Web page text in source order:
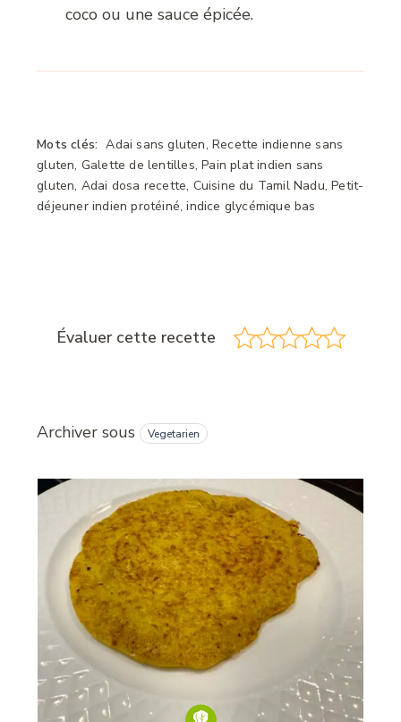
coco ou une sauce épicée.
Mots clés: Adai sans gluten, Recette indienne sans
gluten, Galette de lentilles, Pain plat indien sans
gluten, Adai dosa recette, Cuisine du Tamil Nadu, Petit-
déjeuner indien protéiné, indice glycémique bas
Évaluer cette recette
Archiver sous Vegetarien